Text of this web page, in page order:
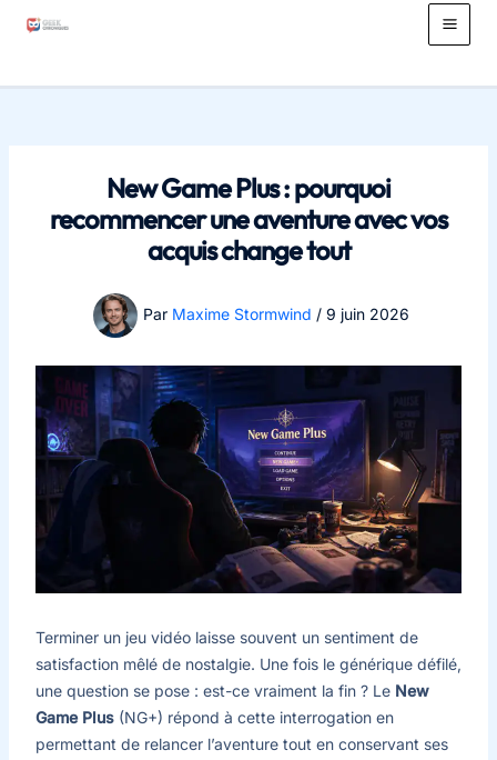
Main
New Game Plus : pourquoi
recommencer une aventure avec vos
acquis change tout
Par Maxime Stormwind / 9 juin 2026
Terminer un jeu vidéo laisse souvent un sentiment de
satisfaction mêlé de nostalgie. Une fois le générique défilé,
une question se pose : est-ce vraiment la fin ? Le New
Game Plus(NG+) répond à cette interrogation en
permettant de relancer l’aventure tout en conservant ses